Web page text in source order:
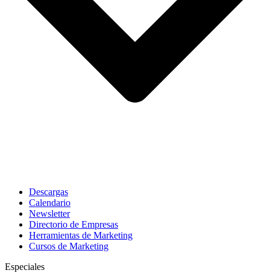
Descargas
Calendario
Newsletter
Directorio de Empresas
Herramientas de Marketing
Cursos de Marketing
Especiales